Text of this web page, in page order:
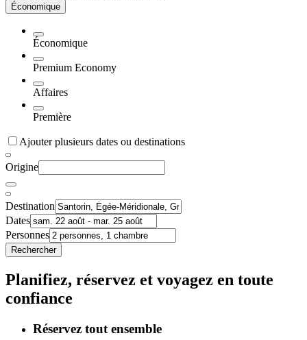
Économique
Économique
Premium Economy
Affaires
Première
Ajouter plusieurs dates ou destinations
Origine
Destination
Dates
Personnes
Rechercher
Planifiez, réservez et voyagez en toute
confiance
Réservez tout ensemble